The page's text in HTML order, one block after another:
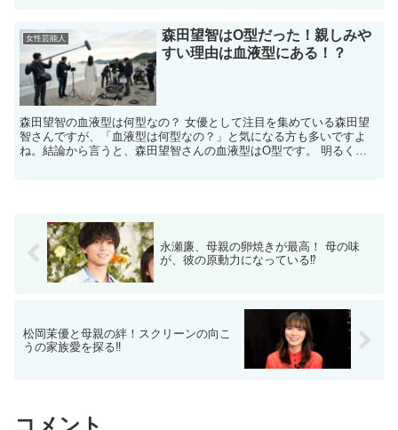
女性芸能人
森田望智はO型だった！親しみや
すい理由は血液型にある！？
森田望智の血液型は何型なの？ 女優として注目を集めている森田望
智さんですが、「血液型は何型なの？」と気になる方も多いですよ
ね。結論から言うと、森田望智さんの血液型はO型です。 明るく親
永瀬廉、母親の卵焼きが最高！ 母の味
が、彼の原動力になっている⁉
松岡茉優と母親の絆！スクリーンの向こ
うの家族愛を探る‼